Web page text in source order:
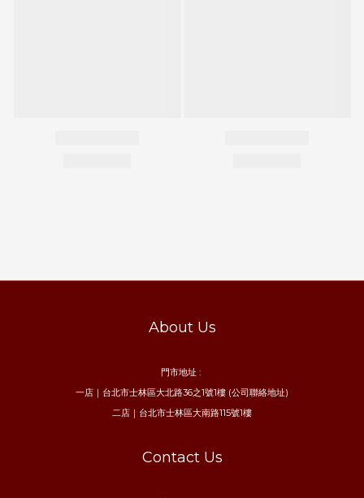
About Us
門市地址 :
一店｜台北市士林區大北路36之1號1樓 (公司聯絡地址)
二店｜台北市士林區大南路115號1樓
Contact Us